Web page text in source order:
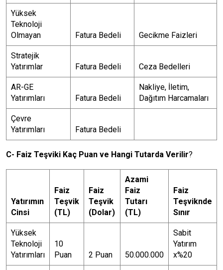
Yüksek
Teknoloji
Olmayan
Fatura Bedeli Gecikme Faizleri
Stratejik
Yatırımlar
Fatura Bedeli Ceza Bedelleri
AR-GE
Yatırımları
Fatura Bedeli
Nakliye, İletim,
Dağıtım Harcamaları
Çevre
Yatırımları
Fatura Bedeli
C- Faiz Teşviki Kaç Puan ve Hangi Tutarda Verilir?
Yatırımın
Cinsi
Faiz
Teşvik
(TL)
Faiz
Teşvik
(Dolar)
Azami
Faiz
Tutarı
(TL)
Faiz
Teşviknde
Sınır
Yüksek
Teknoloji
Yatırımları
10
Puan
2 Puan 50.000.000
Sabit
Yatırım
x%20